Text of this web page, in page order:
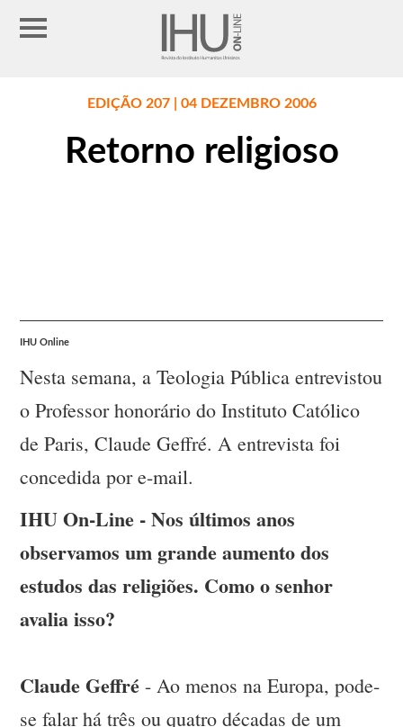
EDIÇÃO 207 | 04 DEZEMBRO 2006
Retorno religioso
IHU Online
Nesta semana, a Teologia Pública entrevistou
o Professor honorário do Instituto Católico
de Paris, Claude Geffré. A entrevista foi
concedida por e-mail.
IHU On-Line - Nos últimos anos
observamos um grande aumento dos
estudos das religiões. Como o senhor
avalia isso?
Claude Geffré - Ao menos na Europa, pode-
se falar há três ou quatro décadas de um